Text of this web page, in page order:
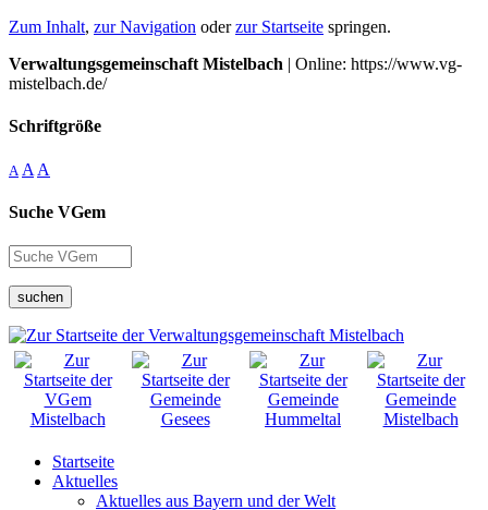
Zum Inhalt, zur Navigation oderzur Startseite springen.
Verwaltungsgemeinschaft Mistelbach | Online: https://www.vg-
mistelbach.de/
Schriftgröße
A A A
Suche VGem
suchen
Startseite
Aktuelles
Aktuelles aus Bayern und der Welt